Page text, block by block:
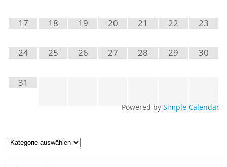
17 18 19 20 21 22 23
24 25 26 27 28 29 30
31
Powered by Simple Calendar
Artikel